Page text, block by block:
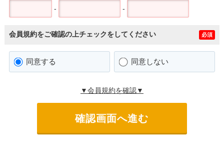
- -
会員規約をご確認の上チェックをしてください 必須
同意する 同意しない
▼会員規約を確認▼